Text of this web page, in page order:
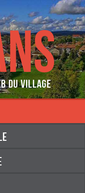
du village